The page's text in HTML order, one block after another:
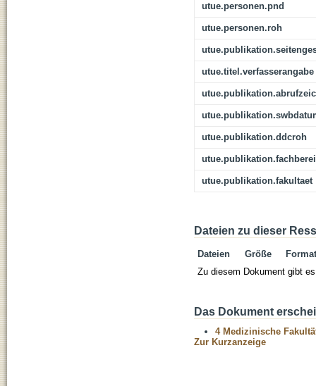
utue.personen.pnd
utue.personen.roh
utue.titel.verfasserangabe
utue.publikation.ddcroh
utue.publikation.fakultaet
Dateien zu dieser
Dateien Größe
Format
Zu diesem Dokument gibt
Das Dokument
4 Medizinische
Zur Kurzanzeige